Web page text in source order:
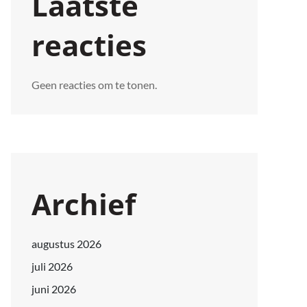
reacties
Geen reacties om te tonen.
Archief
augustus 2026
juli 2026
juni 2026